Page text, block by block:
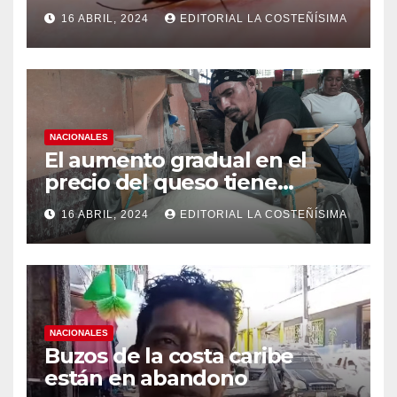
(OPS), recomienda reforzar
medidas ante el aumento de
casos de dengue
16 ABRIL, 2024 EDITORIAL LA COSTEÑÍSIMA
NACIONALES
El aumento gradual en el
precio del queso tiene
efectos a las Panaderias
16 ABRIL, 2024 EDITORIAL LA COSTEÑÍSIMA
NACIONALES
Buzos de la costa caribe
están en abandono